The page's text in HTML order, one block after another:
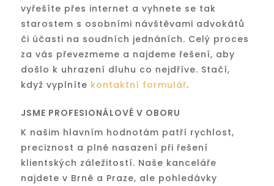
vyřešíte přes internet a vyhnete se tak
starostem s osobními návštěvami advokátů
či účasti na soudních jednáních. Celý proces
za vás převezmeme a najdeme řešení, aby
došlo k uhrazení dluhu co nejdříve. Stačí,
když vyplníte kontaktní formulář.
JSME PROFESIONÁLOVÉ V OBORU
K našim hlavním hodnotám patří rychlost,
preciznost a plné nasazení při řešení
klientských záležitostí. Naše kanceláře
najdete v Brně a Praze, ale pohledávky